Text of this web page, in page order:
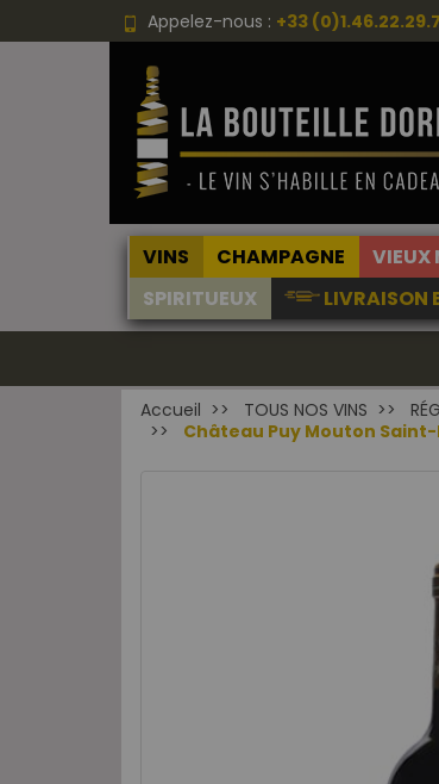
Appelez-nous : +33
VINS CHAMPAGNE VIEUX
SPIRITUEUX
LIVRAISON
Accueil TOUS NOS VINS
Château Puy Mouton Saint-